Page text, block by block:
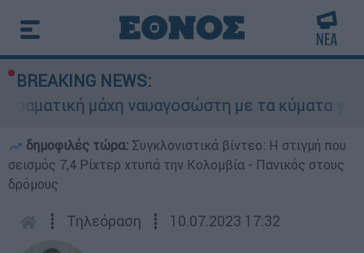
BREAKING NEWS:
μάχη ναυαγοσώστη με τα κύματα για να σώσει
δημοφιλές τώρα: Συγκλονιστικά βίντεο: Η στιγμή που
σεισμός 7,4 Ρίχτερ χτυπά την Κολομβία - Πανικός στους
δρόμους
┋ Τηλεόραση ┋ 10.07.2023 17:32